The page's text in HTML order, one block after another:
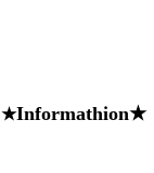
★Informathion★